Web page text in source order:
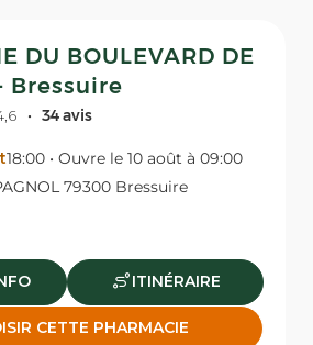
DU BOULEVARD DE
Bressuire
34 avis
18:00 • Ouvre le 10 août à 09:00
79300 Bressuire
ITINÉRAIRE
CETTE PHARMACIE